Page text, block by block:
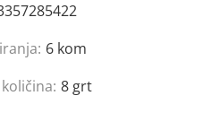
6 kom
8 grt